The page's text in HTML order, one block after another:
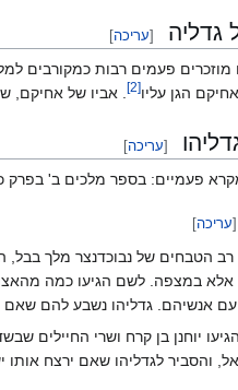
גדליה [עריכה]
מוזכרים פעמים רבות כמקורבים
הגן עליו[
2
]. אביו של אחיקם,
[עריכה]
פעמיים: בספר מלכים ב' בפרק
[עריכה]
רב הטבחים של נבוכדנצר מלך
במצפה. לשם הגיעו כמה
אנשיהם. גדליהו נשבע להם שאם
יוחנן בן קרח ושרי החיילים
והסביר לגדליהו שאם ירצח